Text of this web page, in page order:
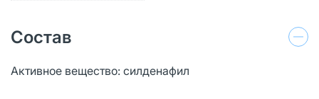
Состав
Активное вещество: силденафил